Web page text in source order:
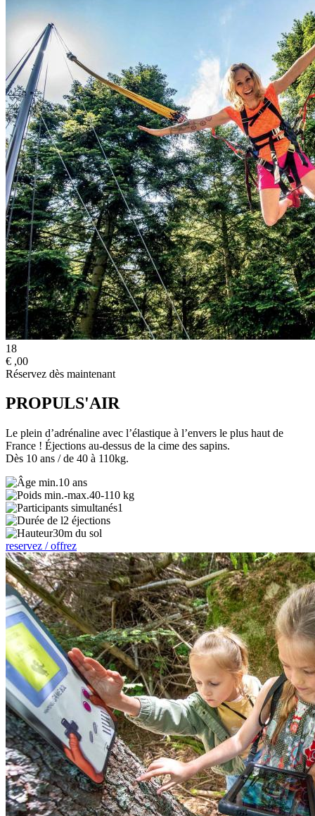
18
€ ,00
Réservez dès maintenant
PROPULS'AIR
Le plein d’adrénaline avec l’élastique à l’envers le plus haut de
France ! Éjections au-dessus de la cime des sapins.
Dès 10 ans / de 40 à 110kg.
10 ans
40-110 kg
1
2 éjections
30m du sol
reservez / offrez